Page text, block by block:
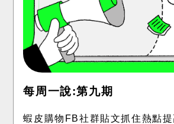
每周一說:第九期
蝦皮購物FB社群貼文抓住熱點